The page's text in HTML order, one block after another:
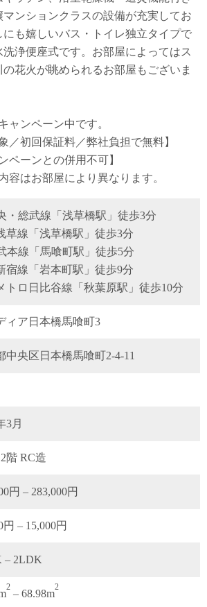
ンションクラスの設備が充実してお
にも嬉しいバス・トイレ独立タイプで
洗浄便座式です。お部屋によってはス
花火が眺められるお部屋もございま
ャンペーン中です。
／初回保証料／弊社負担で無料】
ペーンとの併用不可】
容はお部屋により異なります。
・総武線「浅草橋駅」徒歩3分
草線「浅草橋駅」徒歩3分
本線「馬喰町駅」徒歩5分
宿線「岩本町駅」徒歩9分
トロ日比谷線「秋葉原駅」徒歩10分
ィア日本橋馬喰町3
中央区日本橋馬喰町2-4-11
3月
階 RC造
円 – 283,000円
円 – 15,000円
– 2LDK
2
– 68.98m
2